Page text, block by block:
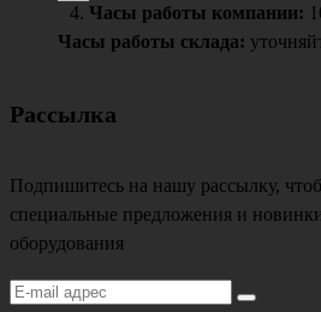
Часы работы компании:
Часы работы склада:
Рассылка
Подпишитесь на нашу рассылку,
специальные предложения и
оборудования